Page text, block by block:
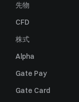
先物
CFD
株式
Alpha
Gate Pay
Gate Card